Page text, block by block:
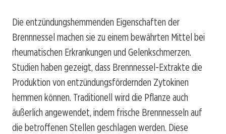
Die entzündungshemmenden Eigenschaften der
Brennnessel machen sie zu einem bewährten Mittel bei
rheumatischen Erkrankungen und Gelenkschmerzen.
Studien haben gezeigt, dass Brennnessel-Extrakte die
Produktion von entzündungsfördernden Zytokinen
hemmen können. Traditionell wird die Pflanze auch
äußerlich angewendet, indem frische Brennnesseln auf
die betroffenen Stellen geschlagen werden. Diese